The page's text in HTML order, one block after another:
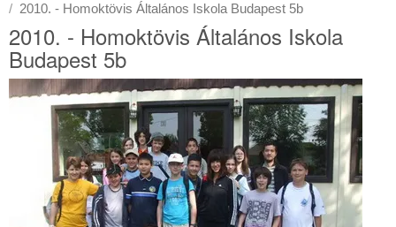
2010. - Homoktövis Általános Iskola Budapest 5b
2010. - Homoktövis Általános Iskola
Budapest 5b